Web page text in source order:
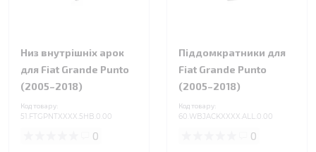
Низ внутрішніх арок
для Fiat Grande Punto
(2005–2018)
Код товару:
51.FTGPNTXXXX.5HB.0.00
0
Піддомкратники для
Fiat Grande Punto
(2005–2018)
Код товару:
60.WBJACKXXXX.ALL.0.00
0